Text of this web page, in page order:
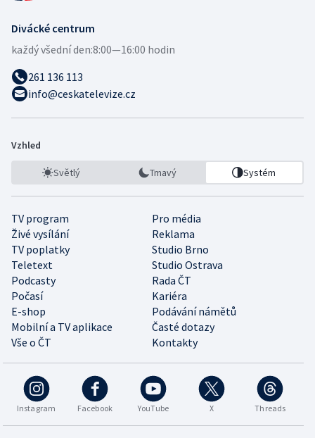
Divácké centrum
každý všední den:8:00—16:00 hodin
261 136 113
info@ceskatelevize.cz
Vzhled
Světlý Tmavý Systém
TV program
Pro média
Živé vysílání
Reklama
TV poplatky
Studio Brno
Teletext
Studio Ostrava
Podcasty
Rada ČT
Počasí
Kariéra
E-shop
Podávání námětů
Mobilní a TV aplikace
Časté dotazy
Vše o ČT
Kontakty
Instagram Facebook YouTube X Threads